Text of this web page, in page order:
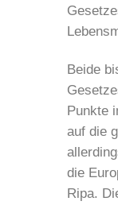
Beide
Punkte
auf die
die
Ripa.